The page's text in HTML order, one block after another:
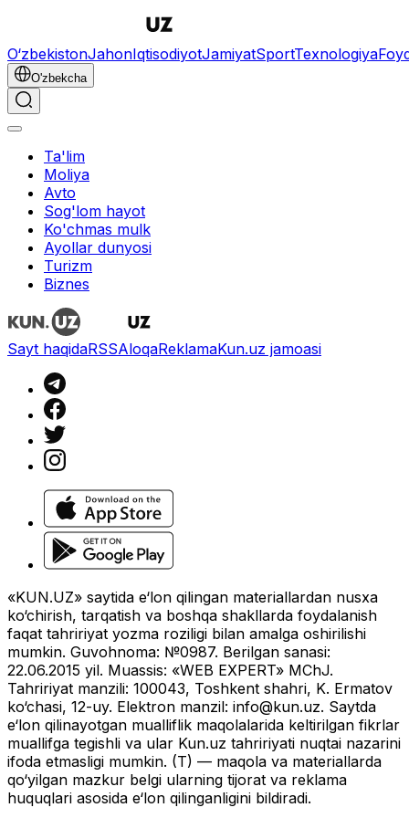
O‘zbekistonJahonIqtisodiyotJamiyatSportTexnologiya
O'zbekcha
Ta'lim
Moliya
Avto
Sog'lom hayot
Ko'chmas mulk
Ayollar dunyosi
Turizm
Biznes
Sayt haqidaRSSAloqaReklamaKun.uz jamoasi
«KUN.UZ» saytida e‘lon qilingan materiallardan nusxa
ko‘chirish, tarqatish va boshqa shakllarda foydalanish
faqat tahririyat yozma roziligi bilan amalga oshirilishi
mumkin. Guvohnoma: №0987. Berilgan sanasi:
22.06.2015 yil. Muassis: «WEB EXPERT» MChJ.
Tahririyat manzili: 100043, Toshkent shahri, K. Ermatov
ko‘chasi, 12-uy. Elektron manzil: info@kun.uz. Saytda
e‘lon qilinayotgan mualliflik maqolalarida keltirilgan fikrlar
muallifga tegishli va ular Kun.uz tahririyati nuqtai nazarini
ifoda etmasligi mumkin. (T) — maqola va materiallarda
qo‘yilgan mazkur belgi ularning tijorat va reklama
huquqlari asosida e‘lon qilinganligini bildiradi.